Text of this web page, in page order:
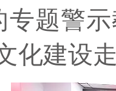
专题警
化建设